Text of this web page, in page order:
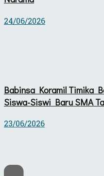
24/06/2026
Babinsa Koramil Timika
Siswa-Siswi Baru SMA
23/06/2026